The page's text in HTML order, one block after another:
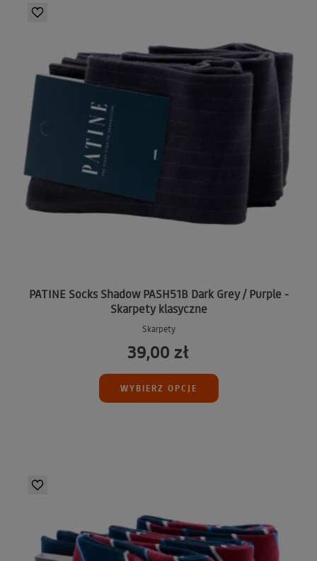
PATINE Socks Shadow PASH51B Dark Grey / Purple -
Skarpety klasyczne
Skarpety
39,00 zł
WYBIERZ OPCJE